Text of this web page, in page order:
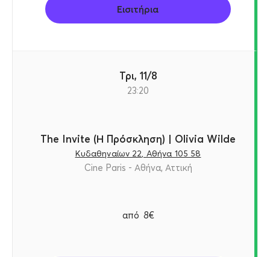
Εισιτήρια
Τρι, 11/8
23:20
The Invite (Η Πρόσκληση) | Olivia Wilde
Κυδαθηναίων 22, Αθήνα 105 58
Cine Paris - Αθήνα, Αττική
από 8€